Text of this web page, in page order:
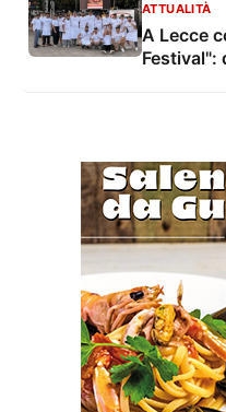
ATTUALITÀ
A Lecce
Festival":